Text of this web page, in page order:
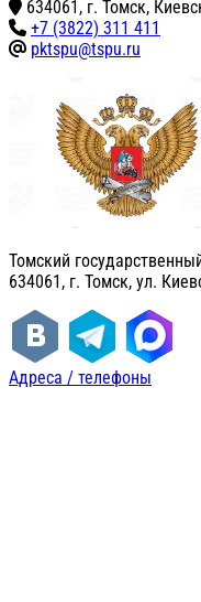
634061, г. Томск,
+7 (3822) 311 411
pktspu@tspu.ru
Томский
634061, г. Томск, ул.
Адреса / телефоны